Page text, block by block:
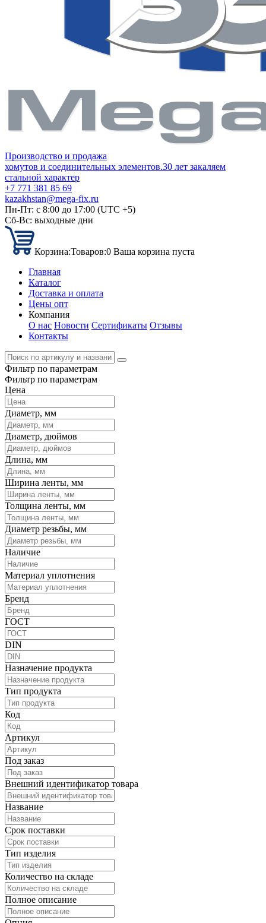
Производство и продажа
хомутов и соединительных элементов.30 лет закаляем
стальной характер
+7 771 381 85 69
kazakhstan@mega-fix.ru
Пн-Пт: с 8:00 до 17:00 (UTC +5)
Сб-Вс: выходные дни
Корзина:Товаров:0 Ваша корзина пуста
Главная
Каталог
Доставка и оплата
Цены опт
Компания
О нас Новости Сертификаты Отзывы
Контакты
Фильтр по параметрам
Фильтр по параметрам
Цена
Диаметр, мм
Диаметр, дюймов
Длина, мм
Ширина ленты, мм
Толщина ленты, мм
Диаметр резьбы, мм
Наличие
Материал уплотнения
Бренд
ГОСТ
DIN
Назначение продукта
Тип продукта
Код
Артикул
Под заказ
Внешний идентификатор товара
Название
Срок поставки
Тип изделия
Количество на складе
Полное описание